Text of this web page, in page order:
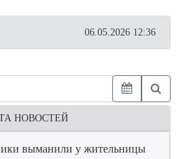
06.05.2026 12:36
НОВОСТЕЙ
выманили у жительницы